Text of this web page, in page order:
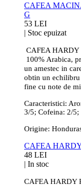
CAFEA
G
53 LEI
| Stoc epuizat
CAFEA HARDY
100% Arabica,
un amestec in
obtin un
fine cu note de
Caracteristici:
3/5; Cofeina: 2/5;
Origine:
CAFEA
48 LEI
| In stoc
CAFEA HARDY